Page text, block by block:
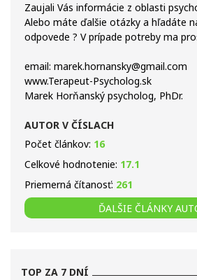
Zaujali Vás informácie z oblasti
Alebo máte ďalšie otázky a hľadáte
odpovede ? V prípade potreby ma
email: marek.hornansky@gmail.com
www.Terapeut-Psycholog.sk
Marek Horňanský psycholog, PhDr.
AUTOR V ČÍSLACH
Počet článkov: 16
Celkové hodnotenie: 17.1
Priemerná čítanosť: 261
ĎALŠIE ČLÁNKY
TOP ZA 7 DNÍ